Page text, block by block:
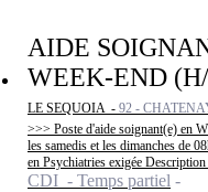
AIDE
WEEK-END
LE SEQUOIA - 92 -
>>> Poste d'aide soignant(e) en
les samedis et les dimanches de
en Psychiatries exigée Description
CDI - Temps partiel